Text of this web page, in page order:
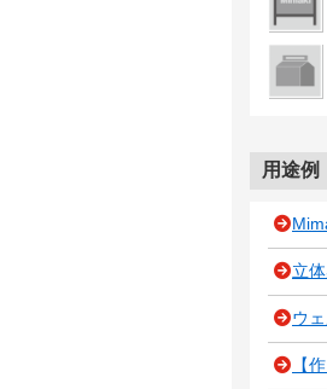
用途例
立
ウ
【